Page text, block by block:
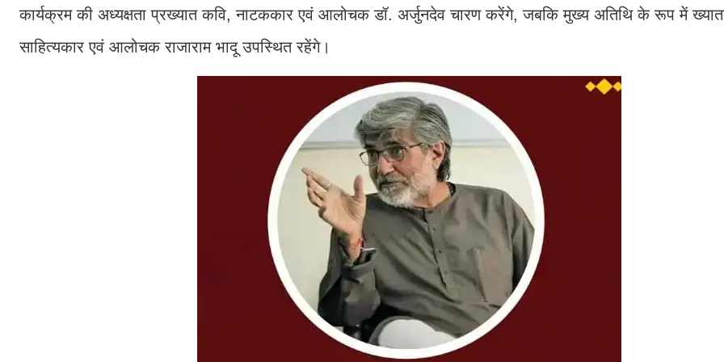
कार्यक्रम की अध्यक्षता प्रख्यात कवि, नाटककार एवं आलोचक डॉ. अर्जुनदेव चारण करेंगे, जबकि मुख्य अतिथि के रूप में
साहित्यकार एवं आलोचक राजाराम भादू उपस्थित रहेंगे।